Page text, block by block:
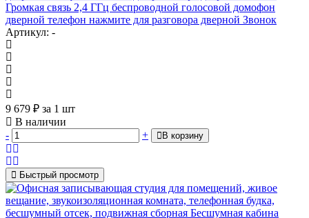
Громкая связь 2,4 ГГц беспроводной голосовой домофон
дверной телефон нажмите для разговора дверной Звонок
Артикул: -
9 679 ₽ за 1 шт
В наличии
-
+ В корзину
Быстрый просмотр